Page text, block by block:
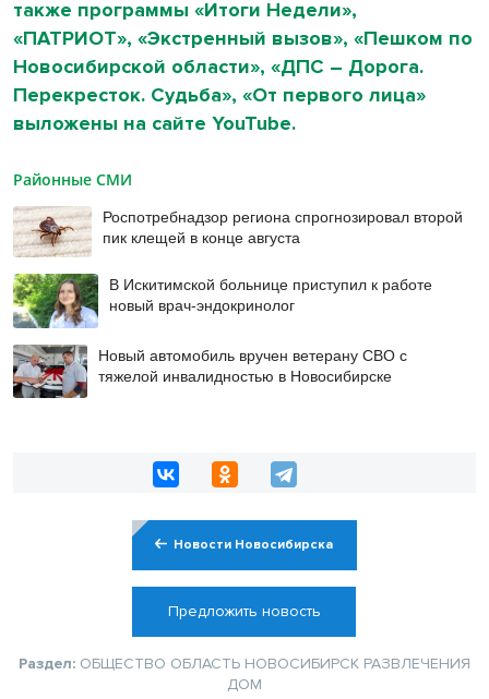
также программы «Итоги Недели»,
«ПАТРИОТ», «Экстренный вызов», «Пешком по
Новосибирской области», «ДПС – Дорога.
Перекресток. Судьба», «От первого лица»
выложены на сайте YouTube.
Районные СМИ
Роспотребнадзор региона спрогнозировал второй
пик клещей в конце августа
В Искитимской больнице приступил к работе
новый врач-эндокринолог
Новый автомобиль вручен ветерану СВО с
тяжелой инвалидностью в Новосибирске
Новости Новосибирска
Предложить новость
Раздел: ОБЩЕСТВО ОБЛАСТЬ НОВОСИБИРСК РАЗВЛЕЧЕНИЯ
ДОМ